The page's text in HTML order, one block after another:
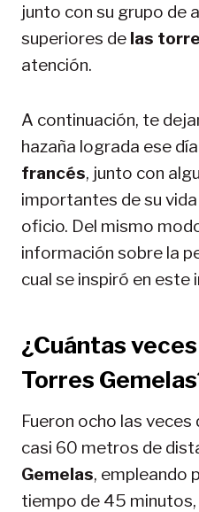
junto con su grupo de
superiores de las
atención.
A continuación, te
hazaña lograda ese
francés, junto con
importantes de su
oficio. Del mismo
información sobre la
cual se inspiró en este
¿Cuántas
Torres
Fueron ocho las veces
casi 60 metros de
Gemelas, empleando
tiempo de 45